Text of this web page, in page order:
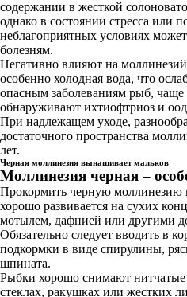
содержании в жесткой
однако в состоянии стресса или
неблагоприятных условиях
болезням.
Негативно влияют на
особенно холодная вода, что
опасным заболеваниям рыб, чаще
обнаруживают ихтиофтриоз и
При надлежащем уходе,
достаточного пространства
лет.
Черная моллинезия вынашивает мальков
Моллинезия черная –
Прокормить черную моллинезию
хорошо развивается на сухих
мотылем, дафнией или другими
Обязательно следует вводить в
подкормки в виде спирулины,
шпината.
Рыбки хорошо снимают
стеклах, ракушках или жестких